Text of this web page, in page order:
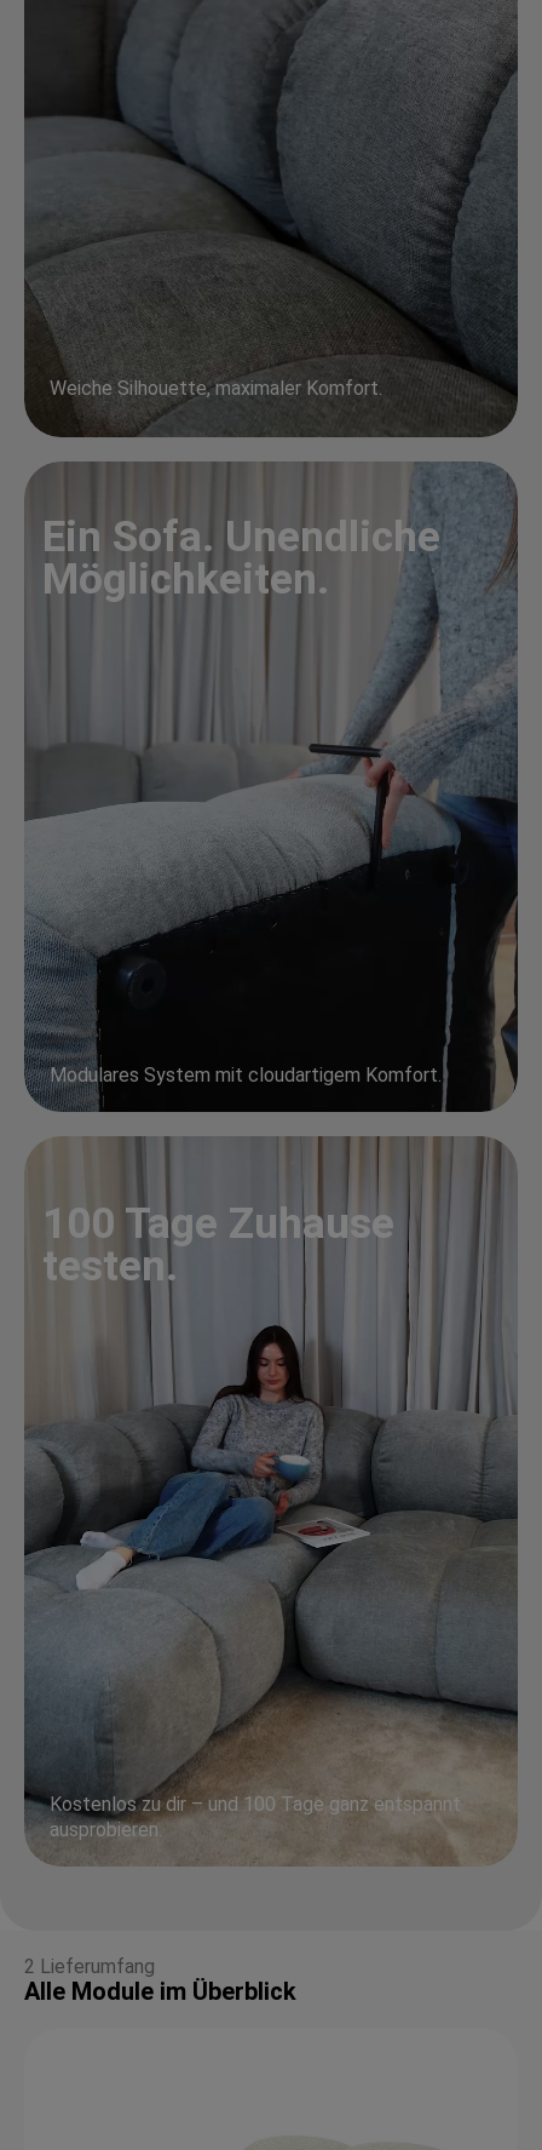
Weiche Silhouette, maximaler Komfort.
Ein Sofa. Unendliche
Möglichkeiten.
Modulares System mit cloudartigem Komfort.
100 Tage Zuhause
testen.
Kostenlos zu dir – und 100 Tage ganz entspannt
ausprobieren.
2 Lieferumfang
Alle Module im Überblick